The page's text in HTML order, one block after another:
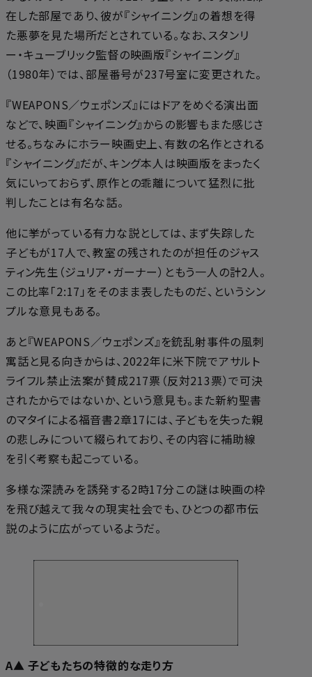
在した部屋であり、彼が『シャイニング』の着想を得
た悪夢を見た場所だとされている。なお、スタンリ
ー・キューブリック監督の映画版『シャイニング』
（1980年）では、部屋番号が237号室に変更された。
『WEAPONS／ウェポンズ』にはドアをめぐる演出面
などで、映画『シャイニング』からの影響もまた感じさ
せる。ちなみにホラー映画史上、有数の名作とされる
『シャイニング』だが、キング本人は映画版をまったく
気にいっておらず、原作との乖離について猛烈に批
判したことは有名な話。
他に挙がっている有力な説としては、まず失踪した
子どもが17人で、教室の残されたのが担任のジャス
ティン先生（ジュリア・ガーナー）ともう一人の計2人。
この比率「2:17」をそのまま表したものだ、というシン
プルな意見もある。
あと『WEAPONS／ウェポンズ』を銃乱射事件の風刺
寓話と見る向きからは、2022年に米下院でアサルト
ライフル禁止法案が賛成217票（反対213票）で可決
されたからではないか、という意見も。また新約聖書
のマタイによる福音書2章17には、子どもを失った親
の悲しみについて綴られており、その内容に補助線
を引く考察も起こっている。
多様な深読みを誘発する2時17分――この謎は映画の枠
を飛び越えて我々の現実社会でも、ひとつの都市伝
説のように広がっているようだ。
A▲ 子どもたちの特徴的な走り方